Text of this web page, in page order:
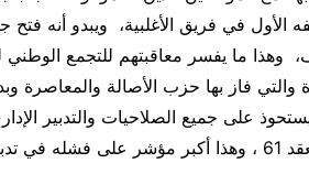
في فريق الأغلبية، ويبدو أنه فتح
وهذا ما يفسر معاقبتهم للتجمع الوطني
والتي فاز بها حزب الأصالة والمعاصرة
على جميع الصلاحيات والتدبير
والإشراف على جميع القطاعات فشل بالظفر في المعقد 61 ، وهذا أكبر